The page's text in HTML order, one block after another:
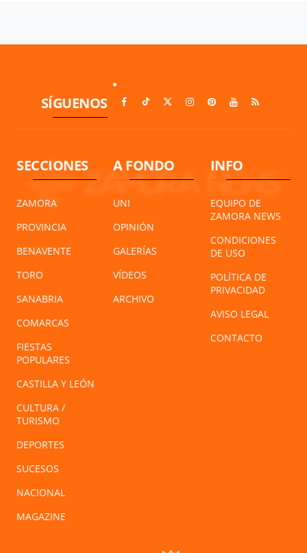
SÍGUENOS
SECCIONES
ZAMORA
PROVINCIA
BENAVENTE
TORO
SANABRIA
COMARCAS
FIESTAS
POPULARES
CASTILLA Y LEÓN
CULTURA /
TURISMO
DEPORTES
SUCESOS
NACIONAL
MAGAZINE
A FONDO
UNI
OPINIÓN
GALERÍAS
VÍDEOS
ARCHIVO
INFO
EQUIPO DE
ZAMORA NEWS
CONDICIONES
DE USO
POLÍTICA DE
PRIVACIDAD
AVISO LEGAL
CONTACTO